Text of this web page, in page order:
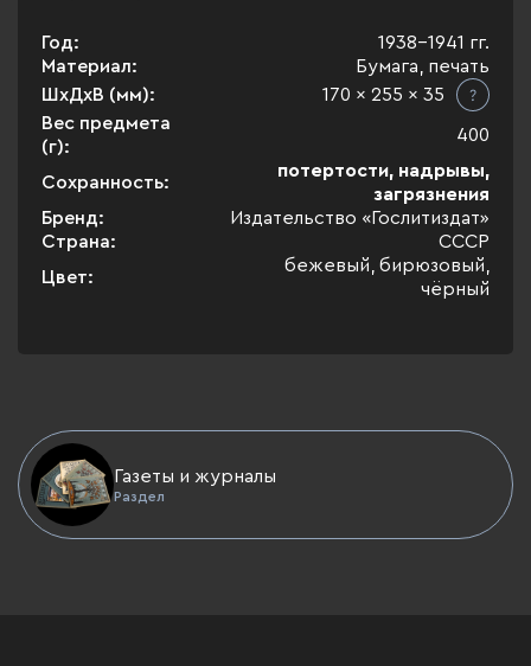
Год:
1938-1941 гг.
Материал:
Бумага, печать
ШхДхВ (мм):
170 x 255 x 35
Вес предмета
(г):
400
Сохранность:
потертости, надрывы,
загрязнения
Бренд:
Издательство «Гослитиздат»
Страна:
СССР
Цвет:
бежевый, бирюзовый,
чёрный
Газеты и журналы
Раздел